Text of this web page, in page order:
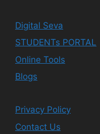
Digital Seva
STUDENTs PORTAL
Online Tools
Blogs
Privacy Policy
Contact Us